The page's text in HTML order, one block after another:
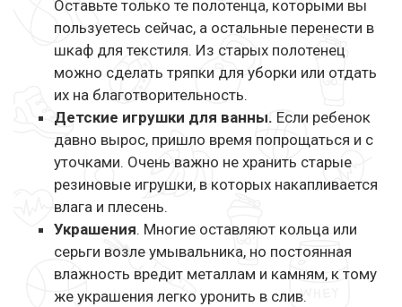
Оставьте только те полотенца, которыми вы
пользуетесь сейчас, а остальные перенести в
шкаф для текстиля. Из старых полотенец
можно сделать тряпки для уборки или отдать
их на благотворительность.
Детские игрушки для ванны. Если ребенок
давно вырос, пришло время попрощаться и с
уточками. Очень важно не хранить старые
резиновые игрушки, в которых накапливается
влага и плесень.
Украшения. Многие оставляют кольца или
серьги возле умывальника, но постоянная
влажность вредит металлам и камням, к тому
же украшения легко уронить в слив.